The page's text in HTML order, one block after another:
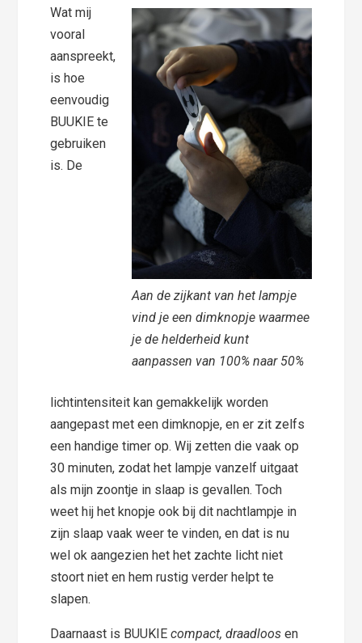
Aan de zijkant van het lampje
vind je een dimknopje waarmee
je de helderheid kunt
aanpassen van 100% naar 50%
Wat mij
vooral
aanspreekt,
is hoe
eenvoudig
BUUKIE te
gebruiken
is. De
lichtintensiteit kan gemakkelijk worden
aangepast met een dimknopje, en er zit zelfs
een handige timer op. Wij zetten die vaak op
30 minuten, zodat het lampje vanzelf uitgaat
als mijn zoontje in slaap is gevallen. Toch
weet hij het knopje ook bij dit nachtlampje in
zijn slaap vaak weer te vinden, en dat is nu
wel ok aangezien het het zachte licht niet
stoort niet en hem rustig verder helpt te
slapen.
Daarnaast is BUUKIEcompact, draadloos en